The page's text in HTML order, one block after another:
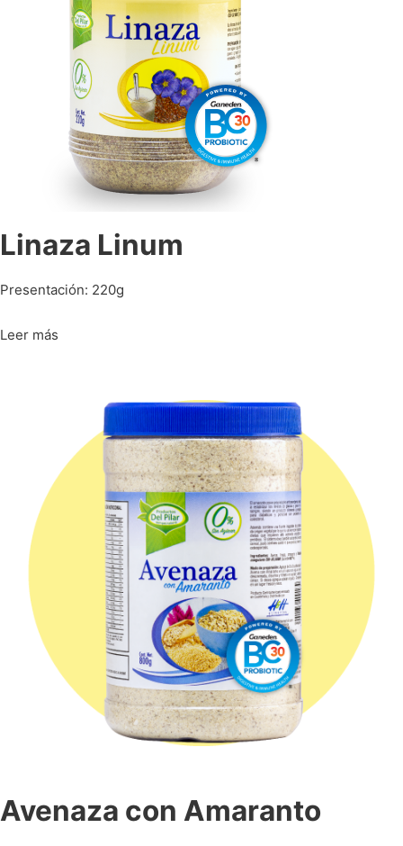
Linaza Linum
Presentación: 220g
Leer más
Avenaza con Amaranto